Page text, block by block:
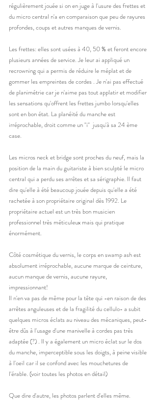
régulièrement jouée si on en juge à l'usure des frettes et
du micro central n'a en comparaison que peu de rayures
profondes, coups et autres manques de vernis.
Les frettes: elles sont usées à 40, 50 % et feront encore
plusieurs années de service. Je leur ai appliqué un
recrowning qui a permis de réduire le méplat et de
gommer les empreintes de cordes . Je n'ai pas effectué
de planimétrie car je n'aime pas tout applatir et modifier
les sensations qu'offrent les frettes jumbo lorsqu'elles
sont en bon état. La planéité du manche est
irréprochable, droit comme un "i"  jusqu'à sa 24 ème
case.
Les micros neck et bridge sont proches du neuf, mais la
position de la main du guitariste à bien sculpté le micro
central qui a perdu ses arrêtes et sa sérigraphie. Il faut
dire qu'elle à été beaucoup jouée depuis qu'elle a été
rachetée à son propriétaire original dès 1992. Le
propriétaire actuel est un très bon musicien
professionnel très méticuleux mais qui pratique
énormément.
Côté cosmétique du vernis, le corps en swamp ash est
absolument irréprochable, aucune marque de ceinture,
aucun manque de vernis, aucune rayure,
impressionnant!
Il n'en va pas de même pour la tête qui -en raison de des
arrêtes anguleuses et de la fragilité du cellulo- a subit
quelques micros éclats au niveau des mécaniques, peut-
être dûs à l'usage d'une manivelle à cordes pas très
adaptée (?) . Il y a également un micro éclat sur le dos
du manche, imperceptible sous les doigts, à peine visible
à l'oeil car il se confond avec les mouchetures de
l'érable. (voir toutes les photos en détail)
Que dire d'autre, les photos parlent d'elles même.